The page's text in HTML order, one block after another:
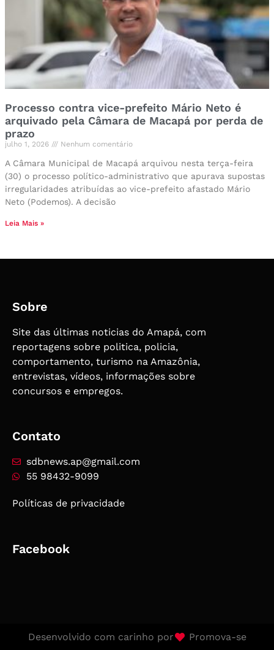
Processo contra vice-prefeito Mário Neto é
arquivado pela Câmara de Macapá por perda de
prazo
julho 1, 2026 Nenhum comentário
A Câmara Municipal de Macapá arquivou nesta terça-feira
(30) o processo político-administrativo que apurava supostas
irregularidades atribuídas ao vice-prefeito afastado Mário
Neto (Podemos). A decisão
Leia Mais »
Sobre
Site das últimas noticias do Amapá, com
reportagens sobre politica, policia,
comportamento, turismo na Amazônia,
entrevistas, vídeos, informações sobre
concursos e empregos.
Contato
sdbnews.ap@gmail.com
55 98432-9099
Políticas de privacidade
Facebook
Desenvolvido com carinho por Promova-se